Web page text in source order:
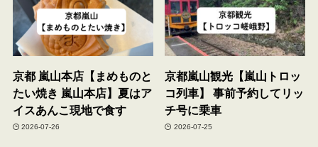
京都 嵐山本店【まめものと
たい焼き 嵐山本店】夏はア
イスあんこ現地で食す
2026-07-26
京都嵐山観光【嵐山トロッ
コ列車】 事前予約してリッ
チ号に乗車
2026-07-25